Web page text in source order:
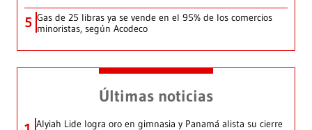
5 Gas de 25 libras ya se vende en el 95% de los comercios
minoristas, según Acodeco
Últimas noticias
Alyiah Lide logra oro en gimnasia y Panamá alista su cierre